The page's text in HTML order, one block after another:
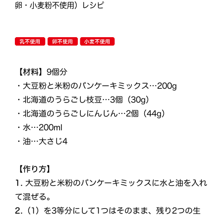
卵・小麦粉不使用）レシピ
【材料】9個分
・大豆粉と米粉のパンケーキミックス…200g
・北海道のうらごし枝豆…3個（30g）
・北海道のうらごしにんじん…2個（44g）
・水…200ml
・油…大さじ4
【作り方】
1. 大豆粉と米粉のパンケーキミックスに水と油を入れ
て混ぜる。
2. （1）を3等分にして1つはそのまま、残り2つの生